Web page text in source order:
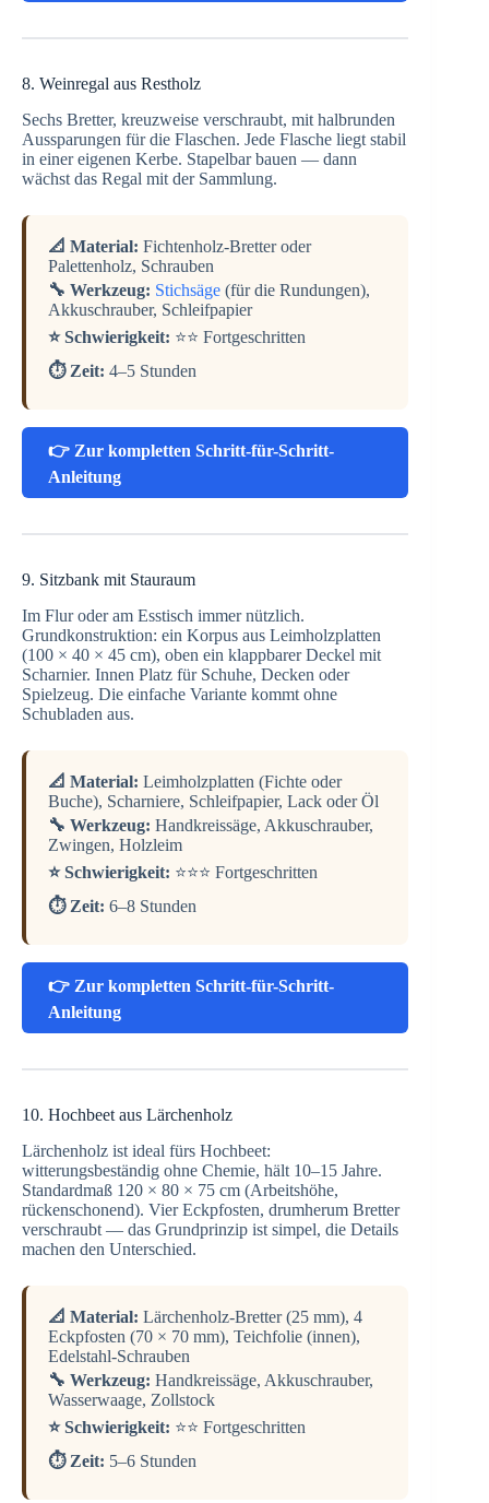
8. Weinregal aus Restholz
Sechs Bretter, kreuzweise verschraubt, mit halbrunden
Aussparungen für die Flaschen. Jede Flasche liegt stabil
in einer eigenen Kerbe. Stapelbar bauen — dann
wächst das Regal mit der Sammlung.
📐 Material: Fichtenholz-Bretter oder
Palettenholz, Schrauben
🔧 Werkzeug: Stichsäge (für die Rundungen),
Akkuschrauber, Schleifpapier
⭐ Schwierigkeit: ⭐⭐ Fortgeschritten
⏱️ Zeit: 4–5 Stunden
👉 Zur kompletten Schritt-für-Schritt-
Anleitung
9. Sitzbank mit Stauraum
Im Flur oder am Esstisch immer nützlich.
Grundkonstruktion: ein Korpus aus Leimholzplatten
(100 × 40 × 45 cm), oben ein klappbarer Deckel mit
Scharnier. Innen Platz für Schuhe, Decken oder
Spielzeug. Die einfache Variante kommt ohne
Schubladen aus.
📐 Material: Leimholzplatten (Fichte oder
Buche), Scharniere, Schleifpapier, Lack oder Öl
🔧 Werkzeug: Handkreissäge, Akkuschrauber,
Zwingen, Holzleim
⭐ Schwierigkeit: ⭐⭐⭐ Fortgeschritten
⏱️ Zeit: 6–8 Stunden
👉 Zur kompletten Schritt-für-Schritt-
Anleitung
10. Hochbeet aus Lärchenholz
Lärchenholz ist ideal fürs Hochbeet:
witterungsbeständig ohne Chemie, hält 10–15 Jahre.
Standardmaß 120 × 80 × 75 cm (Arbeitshöhe,
rückenschonend). Vier Eckpfosten, drumherum Bretter
verschraubt — das Grundprinzip ist simpel, die Details
machen den Unterschied.
📐 Material: Lärchenholz-Bretter (25 mm), 4
Eckpfosten (70 × 70 mm), Teichfolie (innen),
Edelstahl-Schrauben
🔧 Werkzeug: Handkreissäge, Akkuschrauber,
Wasserwaage, Zollstock
⭐ Schwierigkeit: ⭐⭐ Fortgeschritten
⏱️ Zeit: 5–6 Stunden